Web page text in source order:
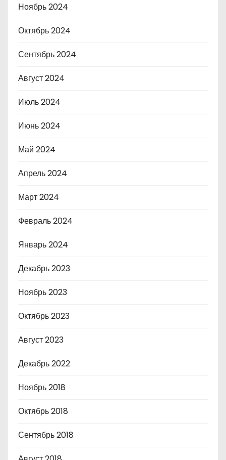
Ноябрь 2024
Октябрь 2024
Сентябрь 2024
Август 2024
Июль 2024
Июнь 2024
Май 2024
Апрель 2024
Март 2024
Февраль 2024
Январь 2024
Декабрь 2023
Ноябрь 2023
Октябрь 2023
Август 2023
Декабрь 2022
Ноябрь 2018
Октябрь 2018
Сентябрь 2018